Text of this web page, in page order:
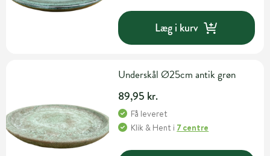
Læg i kurv
Underskål Ø25cm antik grøn
89,95 kr.
Få leveret
Klik & Hent i 7 centre